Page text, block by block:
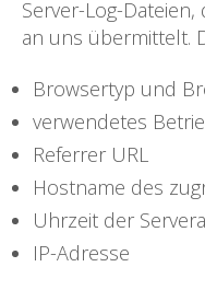
Server-Log-
an uns übermittelt.
Browsertyp und
verwendetes
Referrer URL
Hostname des
Uhrzeit der
IP-Adresse